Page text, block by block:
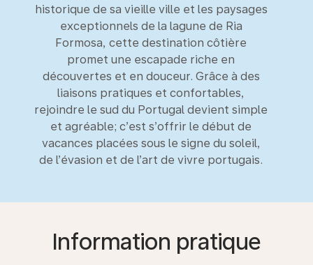
historique de sa vieille ville et les paysages
exceptionnels de la lagune de Ria
Formosa, cette destination côtière
promet une escapade riche en
découvertes et en douceur. Grâce à des
liaisons pratiques et confortables,
rejoindre le sud du Portugal devient simple
et agréable; c’est s’offrir le début de
vacances placées sous le signe du soleil,
de l’évasion et de l’art de vivre portugais.
Information pratique